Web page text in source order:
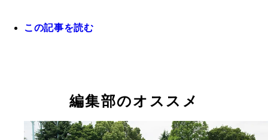
この記事を読む
編集部のオススメ